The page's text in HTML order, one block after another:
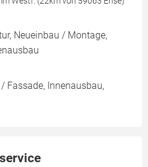
Neueinbau / Montage,
Fassade, Innenausbau,